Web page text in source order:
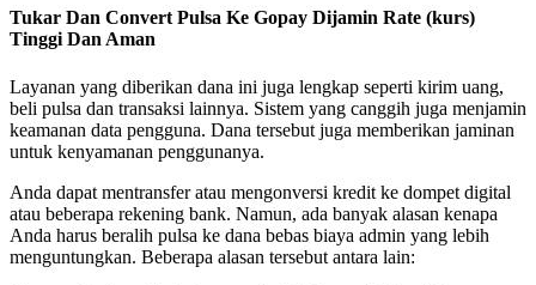
Tukar Dan Convert Pulsa Ke Gopay Dijamin Rate (kurs)
Tinggi Dan Aman
Layanan yang diberikan dana ini juga lengkap seperti kirim uang,
beli pulsa dan transaksi lainnya. Sistem yang canggih juga menjamin
keamanan data pengguna. Dana tersebut juga memberikan jaminan
untuk kenyamanan penggunanya.
Anda dapat mentransfer atau mengonversi kredit ke dompet digital
atau beberapa rekening bank. Namun, ada banyak alasan kenapa
Anda harus beralih pulsa ke dana bebas biaya admin yang lebih
menguntungkan. Beberapa alasan tersebut antara lain: